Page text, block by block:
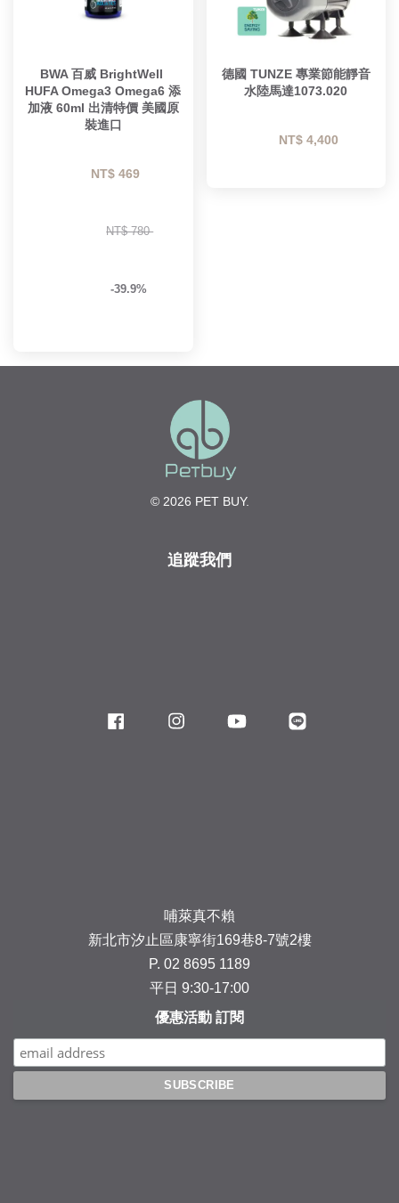
BWA 百威 BrightWell
HUFA Omega3 Omega6 添
加液 60ml 出清特價 美國原
裝進口
NT$ 469
NT$ 780
-39.9%
德國 TUNZE 專業節能靜音
水陸馬達1073.020
NT$ 4,400
© 2026 PET BUY.
追蹤我們
哺萊真不賴
新北市汐止區康寧街169巷8-7號2樓
P. 02 8695 1189
平日 9:30-17:00
優惠活動 訂閱